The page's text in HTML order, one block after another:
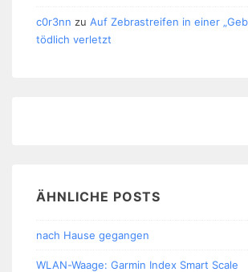
c0r3nn zu Auf Zebrastreifen in einer
tödlich verletzt
ÄHNLICHE POSTS
nach Hause gegangen
WLAN-Waage: Garmin Index Smart Scale